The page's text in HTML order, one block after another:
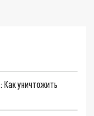
Как уничтожить